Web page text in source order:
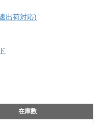
出荷対応)
在庫数